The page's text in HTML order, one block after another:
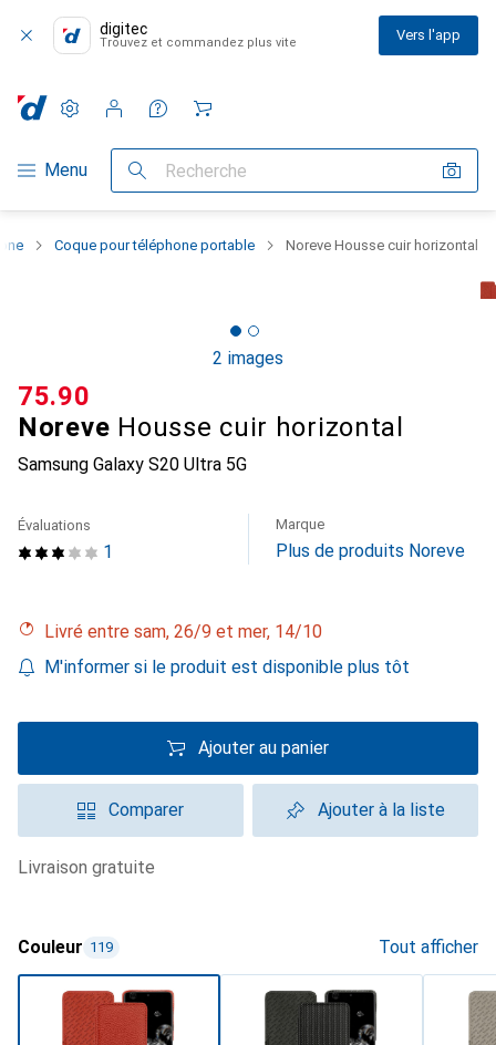
digitec
Trouvez et commandez plus vite Vers l'app
Navigation par catégorie
Menu Recherche
Paramètres
Compte client
Listes de comparaison
Listes d'envies
Panier
Coque pour téléphone portable Noreve Housse cuir horizontal
2 images
Noreve Housse cuir horizontal
Samsung Galaxy S20 Ultra 5G
CHF
75.90
1
Évaluations Marque
Plus de produits Noreve
Livré entre sam, 26/9 et mer, 14/10
M'informer si le produit est disponible plus tôt
Ajouter au panier
Comparer Ajouter à la liste
livraison gratuite
Couleur 119 Tout afficher